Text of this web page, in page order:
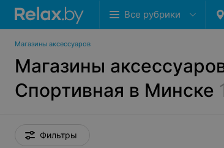
Все рубрики
Магазины аксессуаров
Магазины
Спортивная в Минске
Фильтры